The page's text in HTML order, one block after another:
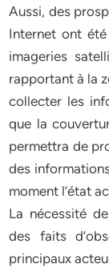
Aussi, des
Internet ont été
imageries
rapportant à la
collecter les
que la
permettra de
des
moment l’état
La nécessité
des faits
principaux